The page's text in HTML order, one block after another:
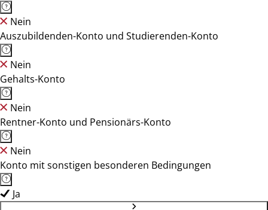
Nein
Auszubildenden-Konto und Studierenden-Konto
Nein
Gehalts-Konto
Nein
Rentner-Konto und Pensionärs-Konto
Nein
Konto mit sonstigen besonderen Bedingungen
Ja